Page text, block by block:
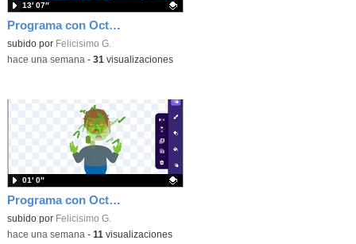
Programa con OctoStudio, un juego de disparos contra Zombies con un cargador basado en el House of the dead
Contenido educativo.
subido por Felicisimo G.
13′ 07″
-hace una semana - 31 visualizaciones
Programa con OctoStudio, un juego homenajeando al House of the dead con Zombies
Contenido educativo.
subido por Felicisimo G.
01′ 0″
-hace una semana - 11 visualizaciones